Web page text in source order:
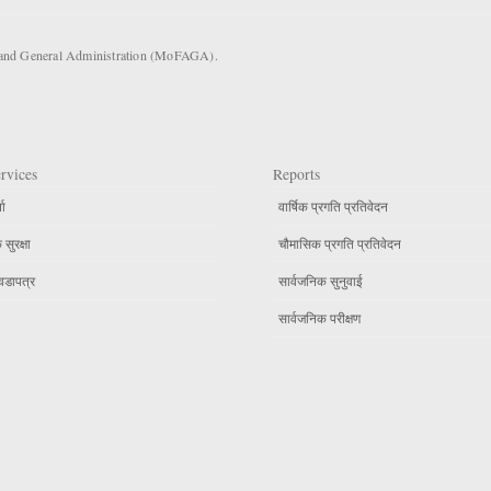
General Administration (MoFAGA).
Reports
वार्षिक प्रगति प्रतिवेदन
चौमासिक प्रगति प्रतिवेदन
सार्वजनिक सुनुवाई
सार्वजनिक परीक्षण